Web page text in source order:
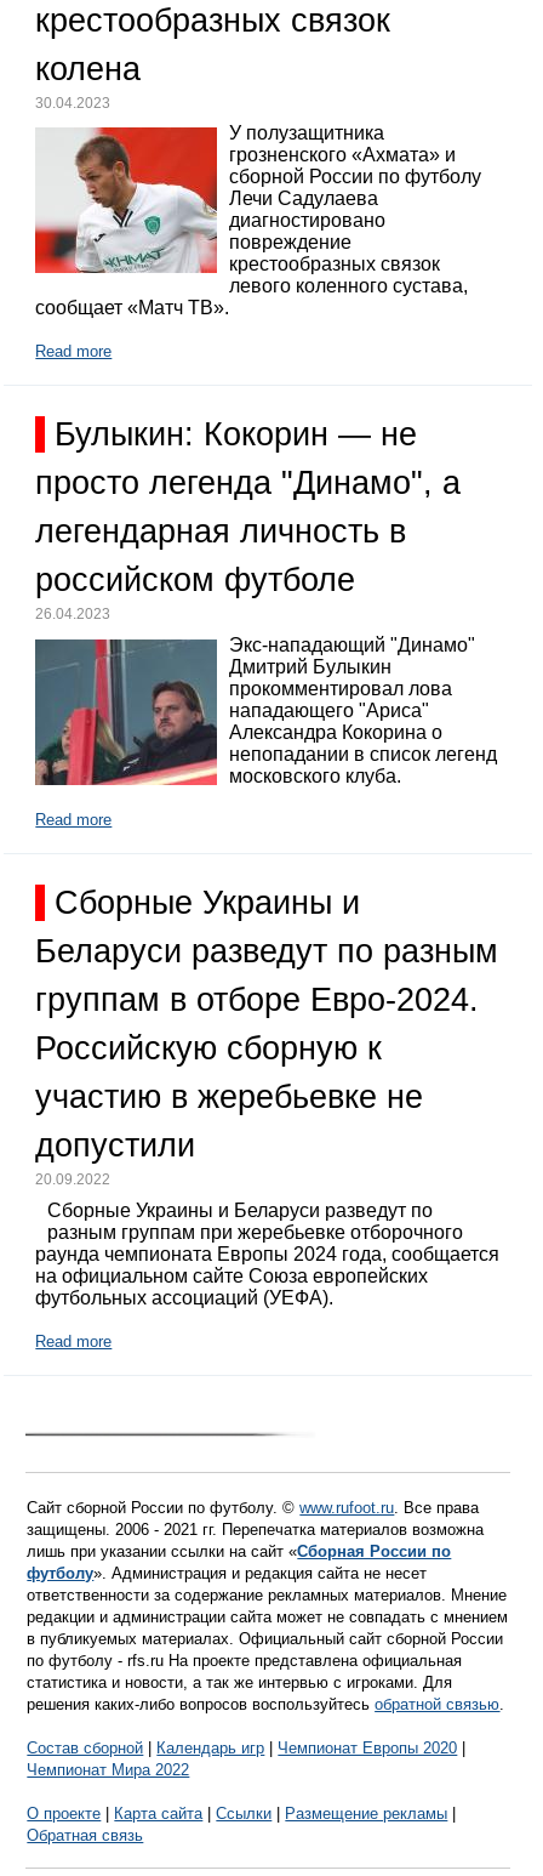
крестообразных связок
колена
30.04.2023
У полузащитника
грозненского «Ахмата» и
сборной России по футболу
Лечи Садулаева
диагностировано
повреждение
крестообразных связок
левого коленного сустава,
сообщает «Матч ТВ».
Read more
Булыкин: Кокорин — не
просто легенда "Динамо", а
легендарная личность в
российском футболе
26.04.2023
Экс-нападающий "Динамо"
Дмитрий Булыкин
прокомментировал лова
нападающего "Ариса"
Александра Кокорина о
непопадании в список легенд
московского клуба.
Read more
Сборные Украины и
Беларуси разведут по разным
группам в отборе Евро-2024.
Российскую сборную к
участию в жеребьевке не
допустили
20.09.2022
Сборные Украины и Беларуси разведут по
разным группам при жеребьевке отборочного
раунда чемпионата Европы 2024 года, сообщается
на официальном сайте Союза европейских
футбольных ассоциаций (УЕФА).
Read more
Сайт сборной России по футболу. ©www.rufoot.ru. Все права
защищены. 2006 - 2021 гг. Перепечатка материалов возможна
лишь при указании ссылки на сайт «Сборная России по
футболу». Администрация и редакция сайта не несет
ответственности за содержание рекламных материалов. Мнение
редакции и администрации сайта может не совпадать с мнением
в публикуемых материалах. Официальный сайт сборной России
по футболу - rfs.ru На проекте представлена официальная
статистика и новости, а так же интервью с игроками. Для
решения каких-либо вопросов воспользуйтесьобратной связью.
Состав сборной Календарь игр Чемпионат Европы 2020
Чемпионат Мира 2022
О проекте Карта сайта|Ссылки Размещение рекламы
Обратная связь